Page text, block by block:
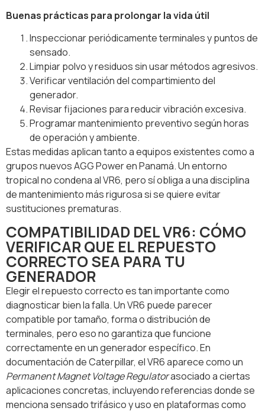
Buenas prácticas para prolongar la vida útil
Inspeccionar periódicamente terminales y puntos de
sensado.
Limpiar polvo y residuos sin usar métodos agresivos.
Verificar ventilación del compartimiento del
generador.
Revisar fijaciones para reducir vibración excesiva.
Programar mantenimiento preventivo según horas
de operación y ambiente.
Estas medidas aplican tanto a equipos existentes como a
grupos nuevos AGG Power en Panamá. Un entorno
tropical no condena al VR6, pero sí obliga a una disciplina
de mantenimiento más rigurosa si se quiere evitar
sustituciones prematuras.
COMPATIBILIDAD DEL VR6: CÓMO
VERIFICAR QUE EL REPUESTO
CORRECTO SEA PARA TU
GENERADOR
Elegir el repuesto correcto es tan importante como
diagnosticar bien la falla. Un VR6 puede parecer
compatible por tamaño, forma o distribución de
terminales, pero eso no garantiza que funcione
correctamente en un generador específico. En
documentación de Caterpillar, el VR6 aparece como un
Permanent Magnet Voltage Regulatorasociado a ciertas
aplicaciones concretas, incluyendo referencias donde se
menciona sensado trifásico y uso en plataformas como